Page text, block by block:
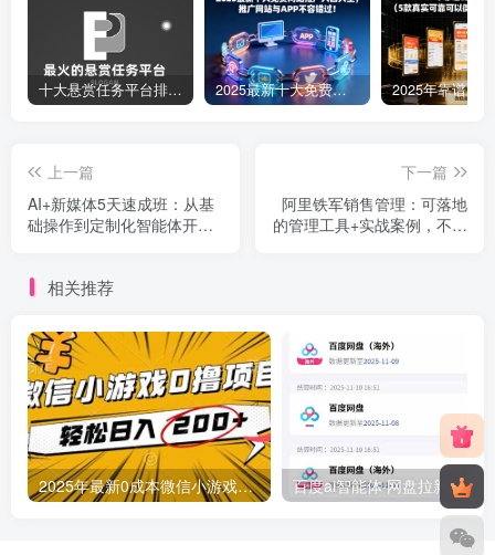
十大悬赏任务平台排行榜（全网最好的悬赏任务平台） 2025最新十大免费网站推广入口大全，推广网站与APP不容错过！
上一篇
AI+新媒体5天速成班：从基
础操作到定制化智能体开
下一篇
阿里铁军销售管理：可落地
的管理工具+实战案例，不能
相关推荐
2025年最新0成本微信小游戏撸收益小项目，轻松日入200+